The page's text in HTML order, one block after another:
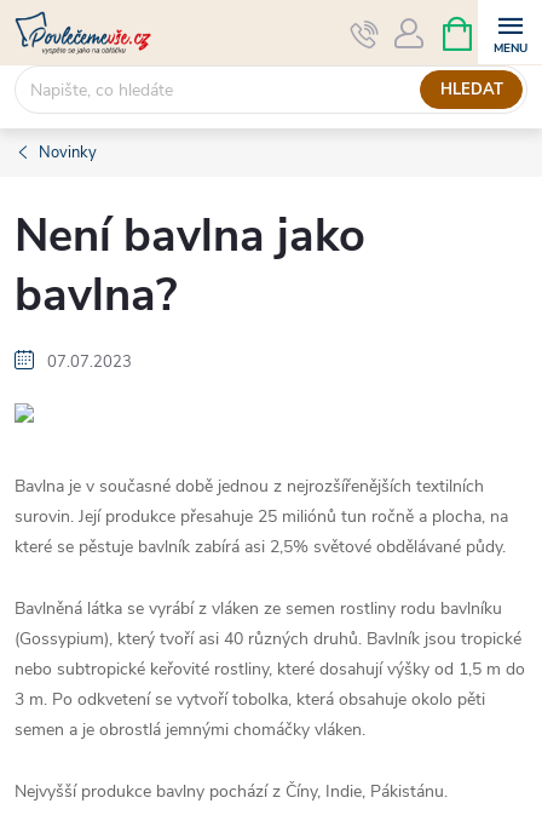
Přejít
obsah
HLEDAT
NÁKUPNÍ
KOŠÍK
Novinky
Není bavlna jako
bavlna?
07.07.2023
Bavlna je v současné době jednou z nejrozšířenějších textilních
surovin. Její produkce přesahuje 25 miliónů tun ročně a plocha, na
které se pěstuje bavlník zabírá asi 2,5% světové obdělávané půdy.
Bavlněná látka se vyrábí z vláken ze semen rostliny rodu bavlníku
(Gossypium), který tvoří asi 40 různých druhů. Bavlník jsou tropické
nebo subtropické keřovité rostliny, které dosahují výšky od 1,5 m do
3 m. Po odkvetení se vytvoří tobolka, která obsahuje okolo pěti
semen a je obrostlá jemnými chomáčky vláken.
Nejvyšší produkce bavlny pochází z Číny, Indie, Pákistánu.